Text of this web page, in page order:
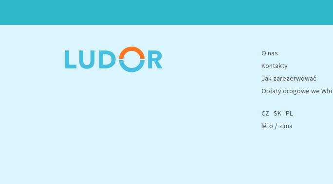
O nas
Kontakty
Jak zarezerwować
Opłaty drogowe we
CZ SK PL
léto / zima